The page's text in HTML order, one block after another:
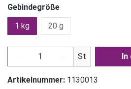
Gebindegröße
1 kg
20 g
Produkt Anzahl: Gib den
St In
Artikelnummer: 1130013